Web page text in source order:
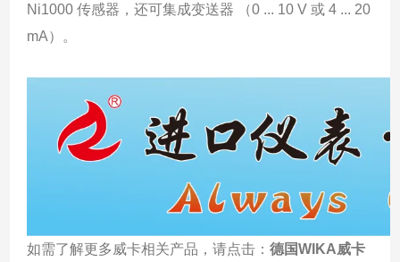
Ni1000 传感器，还可集成变送器 （0 ... 10 V 或 4 ... 20
mA）。
如需了解更多威卡相关产品，请点击： 德国WIKA威卡